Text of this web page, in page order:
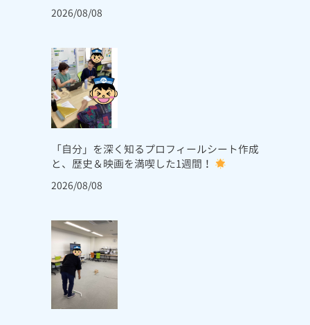
2026/08/08
「自分」を深く知るプロフィールシート作成
と、歴史＆映画を満喫した1週間！
2026/08/08